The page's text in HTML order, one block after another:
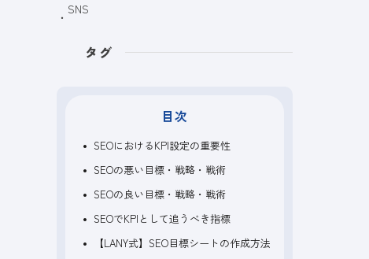
SNS
タグ
目次
SEOにおけるKPI設定の重要性
SEOの悪い目標・戦略・戦術
SEOの良い目標・戦略・戦術
SEOでKPIとして追うべき指標
【LANY式】SEO目標シートの作成方法